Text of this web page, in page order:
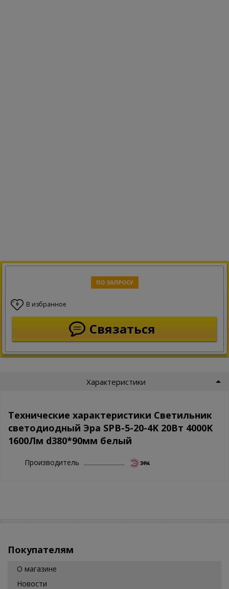
ПО ЗАПРОСУ
0 В избранное
Связаться
Характеристики
Технические характеристики Светильник
светодиодный Эра SPB-5-20-4K 20Вт 4000K
1600Лм d380*90мм белый
Производитель
Покупателям
О магазине
Новости